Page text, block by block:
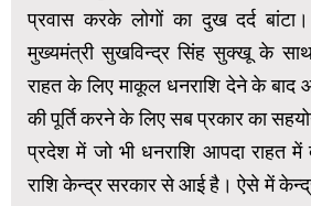
प्रवास करके लोगों का दुख दर्द
मुख्यमंत्री सुखविन्द्र सिंह सुक्खू के
राहत के लिए माकूल धनराशि देने के
की पूर्ति करने के लिए सब प्रकार का
प्रदेश में जो भी धनराशि आपदा राहत में
राशि केन्द्र सरकार से आई है। ऐसे में